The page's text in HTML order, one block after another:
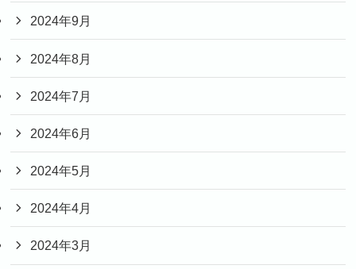
2024年9月
2024年8月
2024年7月
2024年6月
2024年5月
2024年4月
2024年3月